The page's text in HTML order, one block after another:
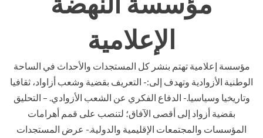
الإعلامية
مؤسسة إعلامية تهتم بنشر كل المستجدات والأحداث في الساحة
الوطنية الأزوادية وتهدف إلى:- التعريف بقضية وشعب أزاواد، ثقافيا
وتاريخيا وسياسيا.- الدفاع الفكري عن الشعب الأزوادي. – التحليق
بقضية أزواد إلى أقصى الآفاق؛ لتنصب على قمم أهرامات
المؤسسات والمجتمعات الإقليمية والدولية.- عرض المستجدات